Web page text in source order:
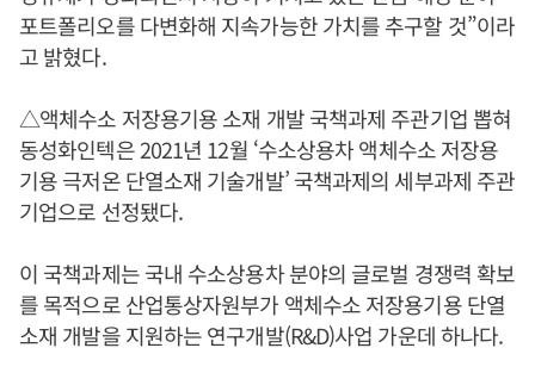
포트폴리오를 다변화해 지속가능한 가치를 추구할 것”이라
고 밝혔다.
△액체수소 저장용기용 소재 개발 국책과제 주관기업 뽑혀
동성화인텍은 2021년 12월 ‘수소상용차 액체수소 저장용
기용 극저온 단열소재 기술개발’ 국책과제의 세부과제 주관
기업으로 선정됐다.
이 국책과제는 국내 수소상용차 분야의 글로벌 경쟁력 확보
를 목적으로 산업통상자원부가 액체수소 저장용기용 단열
소재 개발을 지원하는 연구개발(R&D)사업 가운데 하나다.